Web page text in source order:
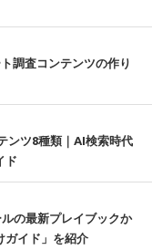
調査コンテンツの作り
ンツ8種類｜AI検索時代
ド
の最新プレイブックか
ガイド」を紹介